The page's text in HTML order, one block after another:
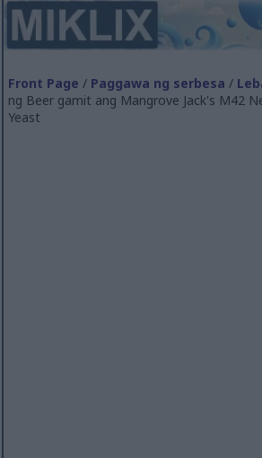
Front Page / Paggawa ng serbesa /
ng Beer gamit ang Mangrove Jack's M42
Yeast